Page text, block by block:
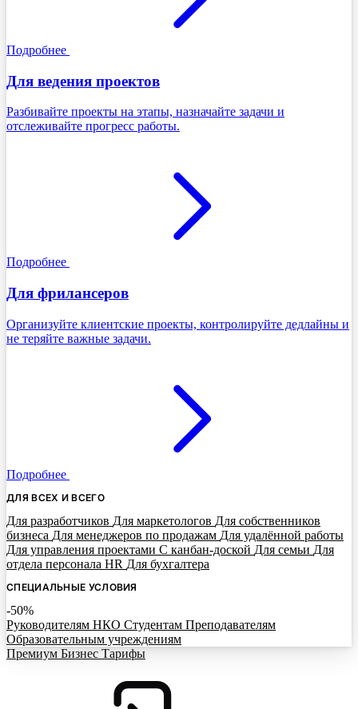
Подробнее
Для ведения проектов
Разбивайте проекты на этапы, назначайте задачи и
отслеживайте прогресс работы.
Подробнее
Для фрилансеров
Организуйте клиентские проекты, контролируйте дедлайны и
не теряйте важные задачи.
Подробнее
ДЛЯ ВСЕХ И ВСЕГО
Для разработчиков Для маркетологов Для собственников
бизнеса Для менеджеров по продажам Для удалённой работы
Для управления проектами С канбан-доской Для семьи Для
отдела персонала HR Для бухгалтера
СПЕЦИАЛЬНЫЕ УСЛОВИЯ
-50%
Руководителям НКО Студентам Преподавателям
Образовательным учреждениям
Премиум Бизнес Тарифы